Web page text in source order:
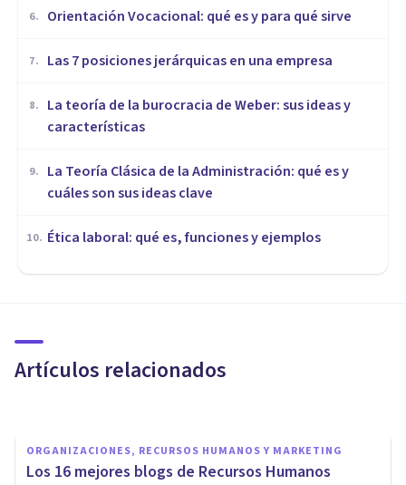
6. Orientación Vocacional: qué es y para qué sirve
7. Las 7 posiciones jerárquicas en una empresa
8.
La teoría de la burocracia de Weber: sus ideas y
características
9.
La Teoría Clásica de la Administración: qué es y
cuáles son sus ideas clave
10. Ética laboral: qué es, funciones y ejemplos
Artículos relacionados
Análisis del puesto de trabajo:
del proceso
ORGANIZACIONES, RECURSOS HUMANOS Y MARKETING
Los 16 mejores blogs de Recursos Humanos